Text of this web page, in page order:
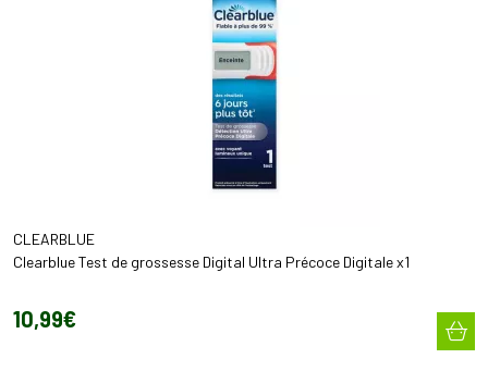
CLEARBLUE
Clearblue Test de grossesse Digital Ultra Précoce Digitale x1
10,99€